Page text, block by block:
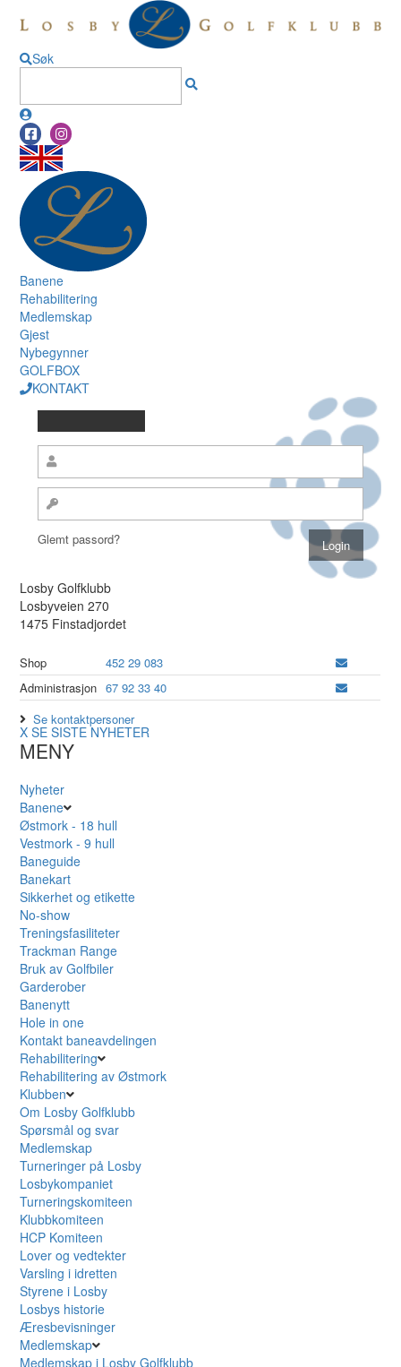
Søk
Banene
Rehabilitering
Medlemskap
Gjest
Nybegynner
GOLFBOX
KONTAKT
Glemt passord?
Losby Golfklubb
Losbyveien 270
1475 Finstadjordet
Shop
452 29 083
Administrasjon 67 92 33 40
Se kontaktpersoner
X SE SISTE NYHETER
MENY
Nyheter
Banene
Østmork - 18 hull
Vestmork - 9 hull
Baneguide
Banekart
Sikkerhet og etikette
No-show
Treningsfasiliteter
Trackman Range
Bruk av Golfbiler
Garderober
Banenytt
Hole in one
Kontakt baneavdelingen
Rehabilitering
Rehabilitering av Østmork
Klubben
Om Losby Golfklubb
Spørsmål og svar
Medlemskap
Turneringer på Losby
Losbykompaniet
Turneringskomiteen
Klubbkomiteen
HCP Komiteen
Lover og vedtekter
Varsling i idretten
Styrene i Losby
Losbys historie
Æresbevisninger
Medlemskap
Medlemskap i Losby Golfklubb